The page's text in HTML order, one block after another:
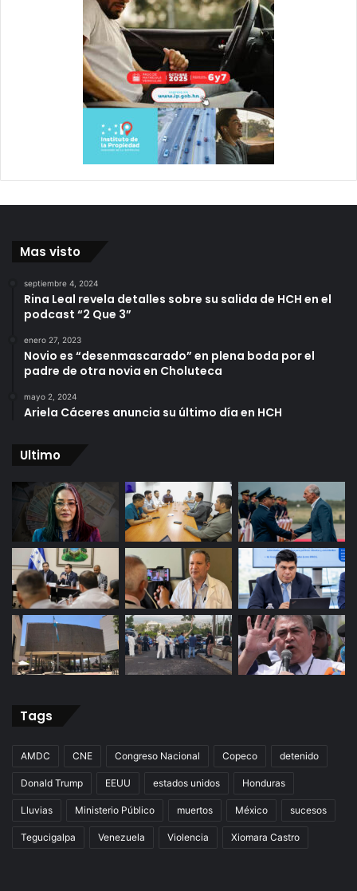
Mas visto
septiembre 4, 2024
Rina Leal revela detalles sobre su salida de HCH en el
podcast “2 Que 3”
enero 27, 2023
Novio es “desenmascarado” en plena boda por el
padre de otra novia en Choluteca
mayo 2, 2024
Ariela Cáceres anuncia su último día en HCH
Ultimo
Tags
AMDC CNE Congreso Nacional Copeco detenido
Donald Trump EEUU estados unidos Honduras
Lluvias Ministerio Público muertos México sucesos
Tegucigalpa Venezuela Violencia Xiomara Castro